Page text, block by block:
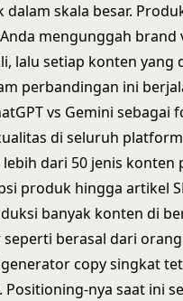
skala besar.
mengunggah brand
lalu setiap konten yang
perbandingan ini
vs Gemini sebagai
di seluruh
dari 50 jenis konten
produk hingga artikel
banyak konten di
berasal dari orang
copy singkat
nya saat ini